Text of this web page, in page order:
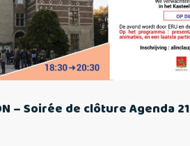
– Soirée de clôture Agenda 21